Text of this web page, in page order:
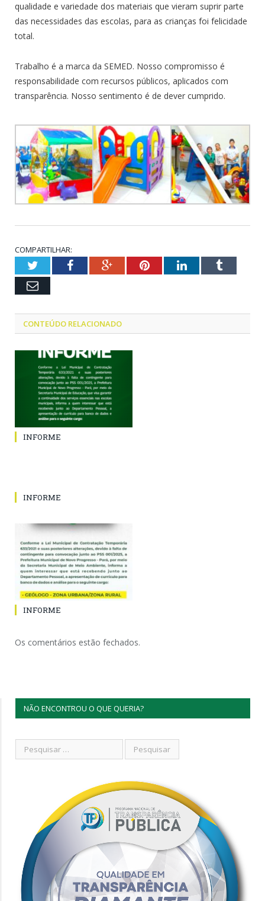
qualidade e variedade dos materiais que vieram suprir parte
das necessidades das escolas, para as crianças foi felicidade
total.
Trabalho é a marca da SEMED. Nosso compromisso é
responsabilidade com recursos públicos, aplicados com
transparência. Nosso sentimento é de dever cumprido.
COMPARTILHAR:
TwitterFacebookGoogle+PinterestLinkedInTumblr
Email
CONTEÚDO RELACIONADO
INFORME
INFORME
INFORME
Os comentários estão fechados.
NÃO ENCONTROU O QUE QUERIA?